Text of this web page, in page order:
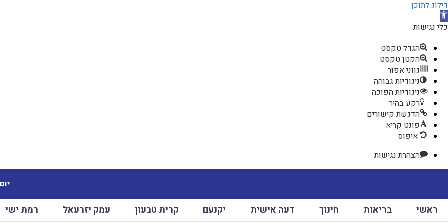
דילוג לתוכן
פתח
סרגל
כלי נגישות
הגדל טקסט
הקטן טקסט
גווני אפור
ניגודיות גבוהה
ניגודיות הפוכה
רקע בהיר
הדגשת קישורים
פונט קריא
איפוס
הצהרת נגישות
יום
ראשי בריאות חינוך דעה אישית יקנעם קרית טבעון עמק יזרעאל רמת ישי